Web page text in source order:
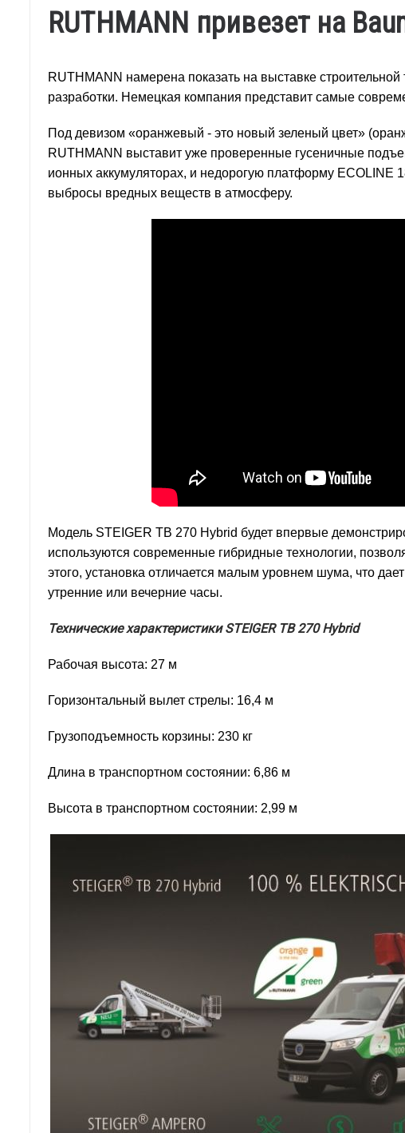
RUTHMANN привезет на
RUTHMANN намерена показать на выставке
разработки. Немецкая компания представит самые
Под девизом «оранжевый - это новый зеленый цвет»
RUTHMANN выставит уже проверенные гусеничные
ионных аккумуляторах, и недорогую платформу
выбросы вредных веществ в атмосферу.
Модель STEIGER TB 270 Hybrid будет впервые
используются современные гибридные технологии,
этого, установка отличается малым уровнем шума, что
утренние или вечерние часы.
Технические характеристики STEIGER TB 270 Hybrid
Рабочая высота: 27 м
Горизонтальный вылет стрелы: 16,4 м
Грузоподъемность корзины: 230 кг
Длина в транспортном состоянии: 6,86 м
Высота в транспортном состоянии: 2,99 м